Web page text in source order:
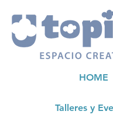
Talleres y
HOME